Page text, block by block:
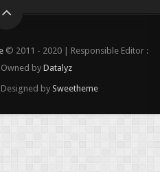
© 2011 - 2020 | Responsible Editor :
by Datalyz
by Sweetheme